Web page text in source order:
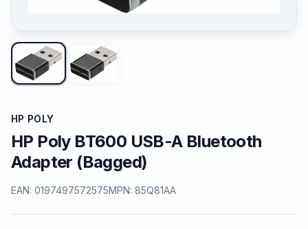
HP POLY
HP Poly BT600 USB-A Bluetooth
Adapter (Bagged)
EAN: 0197497572575MPN: 85Q81AA